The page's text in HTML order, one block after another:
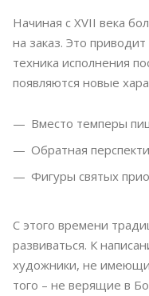
Начиная с XVII века
на заказ. Это
техника исполнения
появляются новые
Вместо темперы
Обратная
Фигуры святых
С этого времени
развиваться. К
художники, не
того – не верящие в